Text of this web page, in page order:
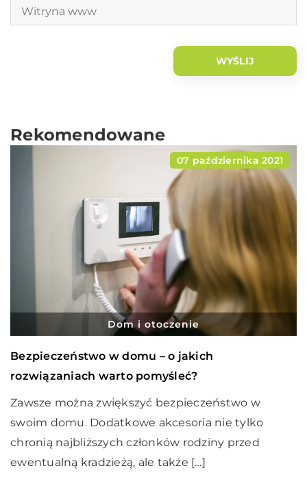
Rekomendowane
07 października 2021
Dom i otoczenie
Bezpieczeństwo w domu – o jakich
rozwiązaniach warto pomyśleć?
Zawsze można zwiększyć bezpieczeństwo w
swoim domu. Dodatkowe akcesoria nie tylko
chronią najbliższych członków rodziny przed
ewentualną kradzieżą, ale także […]